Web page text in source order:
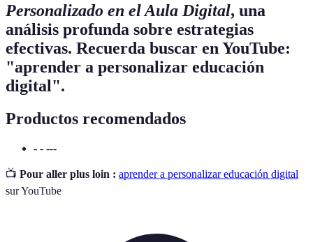
Personalizado en el Aula Digital, una
análisis profunda sobre estrategias
efectivas. Recuerda buscar en YouTube:
"aprender a personalizar educación
digital".
Productos recomendados
- - ---
📺 Pour aller plus loin : aprender a personalizar educación digital
sur YouTube